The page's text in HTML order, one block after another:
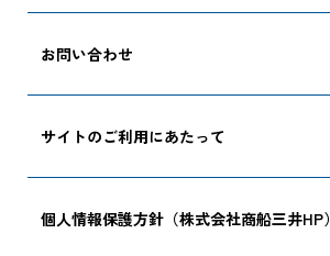
お問い合わせ
サイトのご利用にあたって
個人情報保護方針（株式会社商船三井HP）